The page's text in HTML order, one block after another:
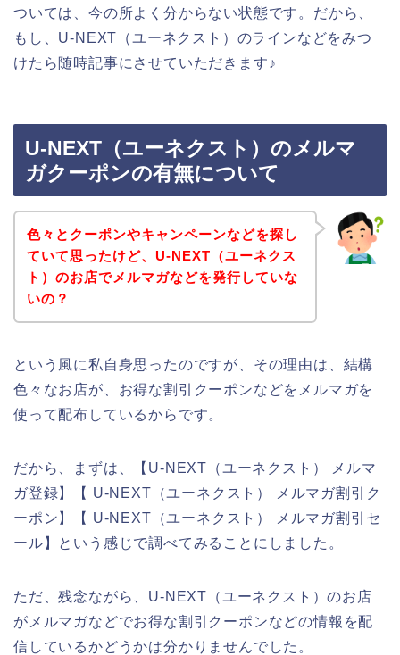
ついては、今の所よく分からない状態です。だから、
もし、U-NEXT（ユーネクスト）のラインなどをみつ
けたら随時記事にさせていただきます♪
U-NEXT（ユーネクスト）のメルマ
ガクーポンの有無について
色々とクーポンやキャンペーンなどを探し
ていて思ったけど、U-NEXT（ユーネクス
ト）のお店でメルマガなどを発行していな
いの？
という風に私自身思ったのですが、その理由は、結構
色々なお店が、お得な割引クーポンなどをメルマガを
使って配布しているからです。
だから、まずは、【U-NEXT（ユーネクスト） メルマ
ガ登録】【 U-NEXT（ユーネクスト） メルマガ割引ク
ーポン】【 U-NEXT（ユーネクスト） メルマガ割引セ
ール】という感じで調べてみることにしました。
ただ、残念ながら、U-NEXT（ユーネクスト）のお店
がメルマガなどでお得な割引クーポンなどの情報を配
信しているかどうかは分かりませんでした。